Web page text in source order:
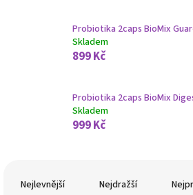
Probiotika 2caps BioMix
Skladem
899 Kč
Probiotika 2caps BioMix
Skladem
999 Kč
Nejlevnější Nejdražší